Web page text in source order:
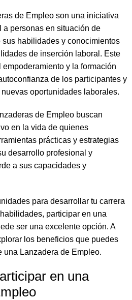
de Empleo son una iniciativa
personas en situación de
habilidades y conocimientos
de inserción laboral. Este
y la formación
de los participantes y
oportunidades laborales.
de Empleo buscan
en la vida de quienes
prácticas y estrategias
desarrollo profesional y
a sus capacidades y
para desarrollar tu carrera
participar en una
ser una excelente opción. A
los beneficios que puedes
una Lanzadera de Empleo.
en una